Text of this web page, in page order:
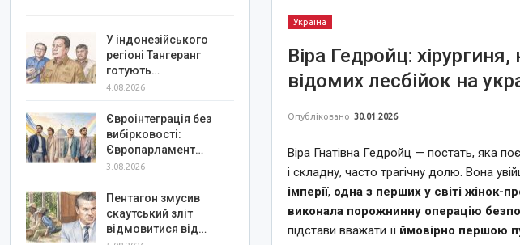
Україна
Віра Гедройц:
відомих лесбійок на
Опубліковано 30.01.2026
Віра Гнатівна Гедройц — постать, яка
і складну, часто трагічну долю. Вона
імперії, одна з перших у світі жінок-
виконала порожнинну операцію
підстави вважати її ймовірно першою
У індонезійського
регіоні Тангеранг
готують…
4.08.2026
Євроінтеграція без
вибірковості:
Європарламент…
3.08.2026
Пентагон змусив
скаутський зліт
відмовитися від…